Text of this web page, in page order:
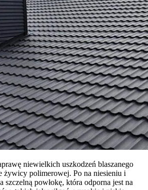
niewielkich uszkodzeń blaszanego
żywicy polimerowej. Po na niesieniu i
powłokę, która odporna jest na